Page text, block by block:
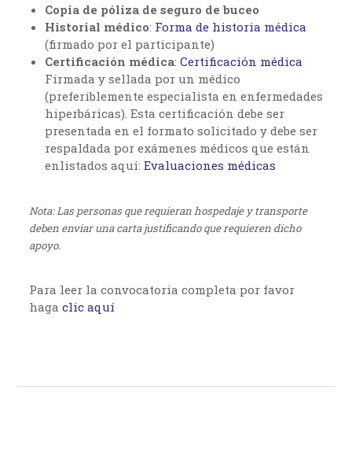
Copia de póliza de seguro de buceo
Historial médico: Forma de historia médica
(firmado por el participante)
Certificación médica:Certificación médica
Firmada y sellada por un médico
(preferiblemente especialista en enfermedades
hiperbáricas). Esta certificación debe ser
presentada en el formato solicitado y debe ser
respaldada por exámenes médicos que están
enlistados aquí:Evaluaciones médicas
Nota: Las personas que requieran hospedaje y transporte
deben enviar una carta justificando que requieren dicho
apoyo.
Para leer la convocatoria completa por favor
hagaclic aquí